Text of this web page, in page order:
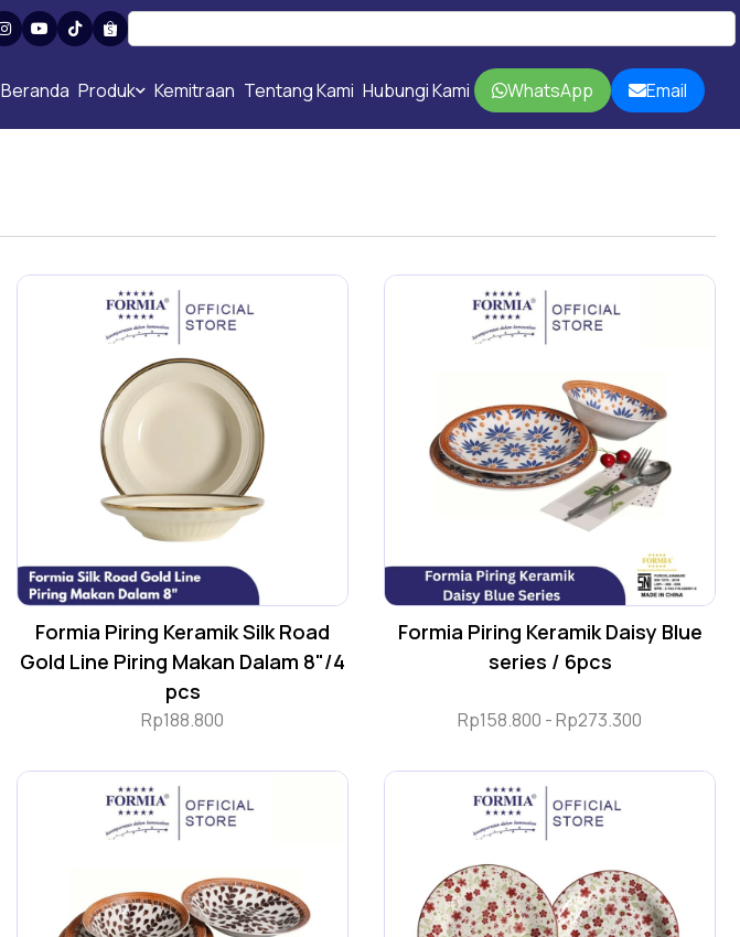
WhatsApp Email
Beranda Produk Kemitraan Tentang Kami Hubungi Kami
Formia Piring Keramik Silk Road
Gold Line Piring Makan Dalam 8"/4
pcs
Rp188.800
Formia Piring Keramik Daisy Blue
series / 6pcs
Rp158.800 -Rp273.300